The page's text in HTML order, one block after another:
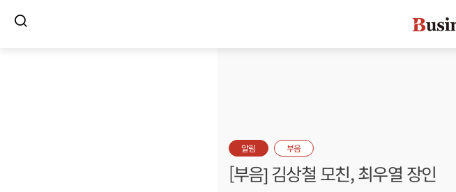
알림 부음
[부음] 김상철 모친, 최우열 장인